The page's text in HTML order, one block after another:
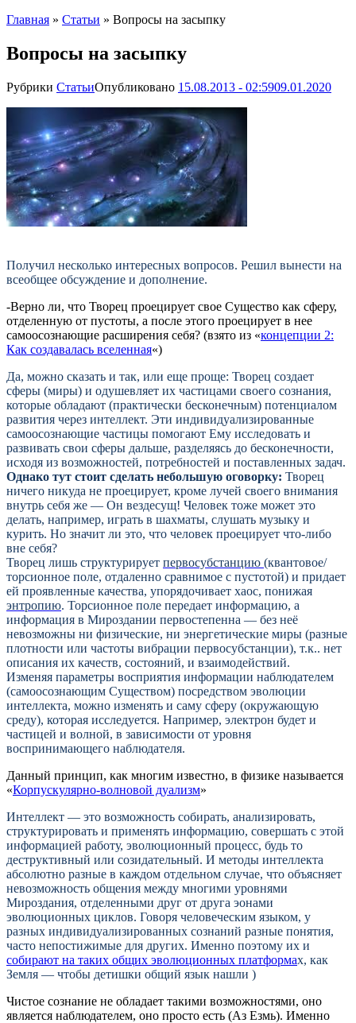
Главная » Статьи » Вопросы на засыпку
Вопросы на засыпку
Рубрики СтатьиОпубликовано 15.08.2013 - 02:5909.01.2020
Получил несколько интересных вопросов. Решил вынести на
всеобщее обсуждение и дополнение.
-Верно ли, что Творец проецирует свое Существо как сферу,
отделенную от пустоты, а после этого проецирует в нее
самоосознающие расширения себя? (взято из «концепции 2:
Как создавалась вселенная«)
Да, можно сказать и так, или еще проще: Творец создает
сферы (миры) и одушевляет их частицами своего сознания,
которые обладают (практически бесконечным) потенциалом
развития через интеллект. Эти индивидуализированные
самоосознающие частицы помогают Ему исследовать и
развивать свои сферы дальше, разделяясь до бесконечности,
исходя из возможностей, потребностей и поставленных задач.
Однако тут стоит сделать небольшую оговорку: Творец
ничего никуда не проецирует, кроме лучей своего внимания
внутрь себя же — Он вездесущ! Человек тоже может это
делать, например, играть в шахматы, слушать музыку и
курить. Но значит ли это, что человек проецирует что-либо
вне себя?
Творец лишь структурирует первосубстанцию (квантовое/
торсионное поле, отдаленно сравнимое с пустотой) и придает
ей проявленные качества, упорядочивает хаос, понижая
энтропию. Торсионное поле передает информацию, а
информация в Мироздании первостепенна — без неё
невозможны ни физические, ни энергетические миры (разные
плотности или частоты вибрации первосубстанции), т.к.. нет
описания их качеств, состояний, и взаимодействий.
Изменяя параметры восприятия информации наблюдателем
(самоосознающим Существом) посредством эволюции
интеллекта, можно изменять и саму сферу (окружающую
среду), которая исследуется. Например, электрон будет и
частицей и волной, в зависимости от уровня
воспринимающего наблюдателя.
Данный принцип, как многим известно, в физике называется
«Корпускулярно-волновой дуализм»
Интеллект — это возможность собирать, анализировать,
структурировать и применять информацию, совершать с этой
информацией работу, эволюционный процесс, будь то
деструктивный или созидательный. И методы интеллекта
абсолютно разные в каждом отдельном случае, что объясняет
невозможность общения между многими уровнями
Мироздания, отделенными друг от друга эонами
эволюционных циклов. Говоря человеческим языком, у
разных индивидуализированных сознаний разные понятия,
часто непостижимые для других. Именно поэтому их и
собирают на таких общих эволюционных платформах, как
Земля — чтобы детишки общий язык нашли )
Чистое сознание не обладает такими возможностями, оно
является наблюдателем, оно просто есть (Аз Езмь). Именно